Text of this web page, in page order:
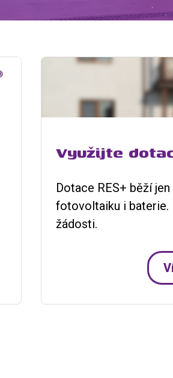
Využijte
Dotace RES+ běží
fotovoltaiku i baterie.
žádosti.